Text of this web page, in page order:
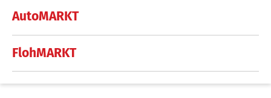
AutoMARKT
FlohMARKT